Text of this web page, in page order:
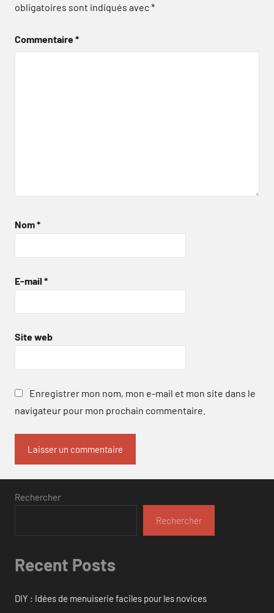
obligatoires sont indiqués avec*
Commentaire*
Nom*
E-mail *
Site web
Enregistrer mon nom, mon e-mail et mon site dans le
navigateur pour mon prochain commentaire.
Rechercher
Rechercher
Recent Posts
DIY : Idées de menuiserie faciles pour les novices